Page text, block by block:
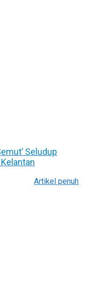
Seludup
Artikel penuh